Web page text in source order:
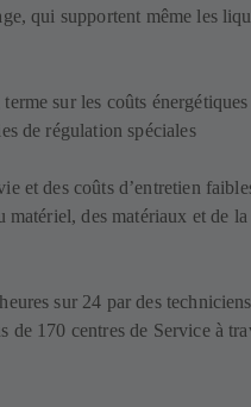
qui supportent même les
sur les coûts énergétiques
de régulation spéciales
et des coûts d’entretien
matériel, des matériaux et de la
sur 24 par des techniciens
de 170 centres de Service à